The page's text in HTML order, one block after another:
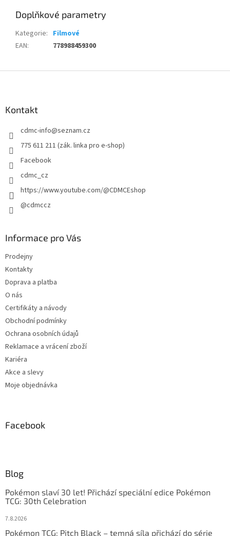
Doplňkové parametry
Kategorie: Filmové
EAN: 778988459300
Kontakt
cdmc-info@seznam.cz
775 611 211 (zák. linka pro e-shop)
Facebook
cdmc_cz
https://www.youtube.com/@CDMCEshop
@cdmccz
Informace pro Vás
Prodejny
Kontakty
Doprava a platba
O nás
Certifikáty a návody
Obchodní podmínky
Ochrana osobních údajů
Reklamace a vrácení zboží
Kariéra
Akce a slevy
Moje objednávka
Facebook
Blog
Pokémon slaví 30 let! Přichází speciální edice Pokémon
TCG: 30th Celebration
7.8.2026
Pokémon TCG: Pitch Black – temná síla přichází do série